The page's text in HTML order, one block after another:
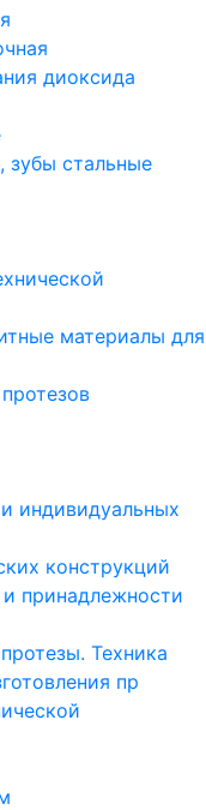
диоксида
зубы стальные
материалы для
индивидуальных
конструкций
принадлежности
Техника
пр